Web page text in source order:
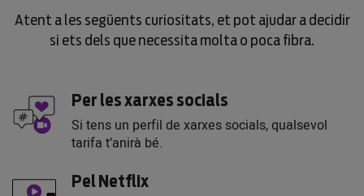
Atent a les següents curiositats, et pot ajudar a decidir
si ets dels que necessita molta o poca fibra.
Per les xarxes socials
Si tens un perfil de xarxes socials, qualsevol
tarifa t’anirà bé.
Pel Netflix